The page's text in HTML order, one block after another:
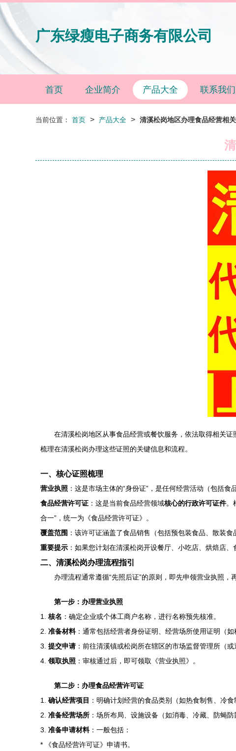
广东绿瘦电子商务有限公司
首页 企业简介 产品大全 联系我们
当前位置： 首页 > 产品大全 > 清溪松岗地区办理食品经营相
在清溪松岗地区从事食品经营或餐饮服务，依法取得相关
梳理在清溪松岗办理这些证照的关键信息和流程。
一、核心证照梳理
营业执照 ：这是市场主体的“身份证”，是任何经营活动（包括
食品经营许可证 ：这是当前食品经营领域核心的行政许可证件。
合一”，统一为《食品经营许可证》。
覆盖范围 ：该许可证涵盖了食品销售（包括预包装食品、散装
重要提示 ：如果您计划在清溪松岗开设餐厅、小吃店、烘焙店
二、清溪松岗办理流程指引
办理流程通常遵循“先照后证”的原则，即先申领营业执照，
第一步：办理营业执照
1. 核名 ：确定企业或个体工商户名称，进行名称预先核准。
2. 准备材料：通常包括经营者身份证明、经营场所使用证明（如
3. 提交申请：前往清溪镇或松岗所在辖区的市场监督管理所（或
4. 领取执照 ：审核通过后，即可领取《营业执照》。
第二步：办理食品经营许可证
1. 确认经营项目 ：明确计划经营的食品类别（如热食制售、冷
2. 准备经营场所 ：场所布局、设施设备（如消毒、冷藏、防蝇
3. 准备申请材料：一般包括：
* 《食品经营许可证》申请书。